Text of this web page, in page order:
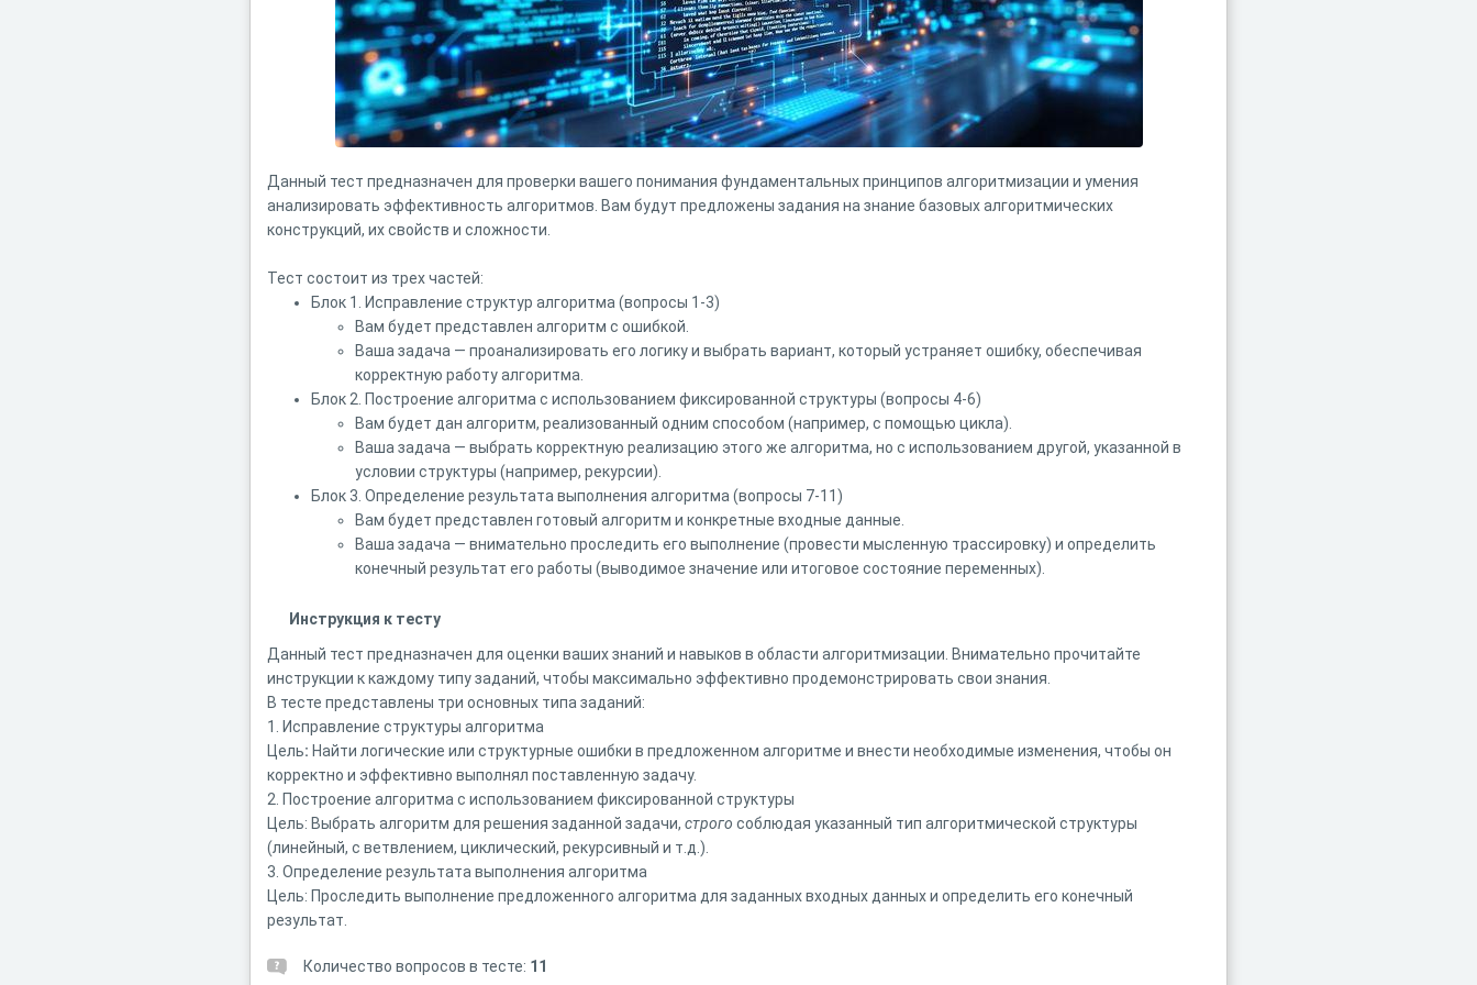
Данный тест предназначен для проверки вашего понимания фундаментальных принципов алгоритмизации и умения
анализировать эффективность алгоритмов. Вам будут предложены задания на знание базовых алгоритмических
конструкций, их свойств и сложности.
Тест состоит из трех частей:
Блок 1. Исправление структур алгоритма (вопросы 1-3)
Вам будет представлен алгоритм с ошибкой.
Ваша задача — проанализировать его логику и выбрать вариант, который устраняет ошибку, обеспечивая
корректную работу алгоритма.
Блок 2. Построение алгоритма с использованием фиксированной структуры (вопросы 4-6)
Вам будет дан алгоритм, реализованный одним способом (например, с помощью цикла).
Ваша задача — выбрать корректную реализацию этого же алгоритма, но с использованием другой, указанной в
условии структуры (например, рекурсии).
Блок 3. Определение результата выполнения алгоритма (вопросы 7-11)
Вам будет представлен готовый алгоритм и конкретные входные данные.
Ваша задача — внимательно проследить его выполнение (провести мысленную трассировку) и определить
конечный результат его работы (выводимое значение или итоговое состояние переменных).
Инструкция к тесту
Данный тест предназначен для оценки ваших знаний и навыков в области алгоритмизации. Внимательно прочитайте
инструкции к каждому типу заданий, чтобы максимально эффективно продемонстрировать свои знания.
В тесте представлены три основных типа заданий:
1. Исправление структуры алгоритма
Цель: Найти логические или структурные ошибки в предложенном алгоритме и внести необходимые изменения, чтобы он
корректно и эффективно выполнял поставленную задачу.
2. Построение алгоритма с использованием фиксированной структуры
Цель: Выбрать алгоритм для решения заданной задачи, строго соблюдая указанный тип алгоритмической структуры
(линейный, с ветвлением, циклический, рекурсивный и т.д.).
3. Определение результата выполнения алгоритма
Цель: Проследить выполнение предложенного алгоритма для заданных входных данных и определить его конечный
результат.
Количество вопросов в тесте: 11